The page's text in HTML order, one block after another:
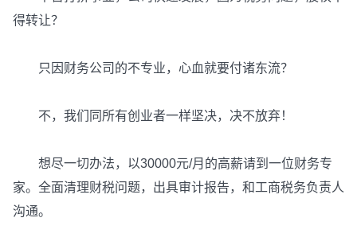
得转让？
只因财务公司的不专业，心血就要付诸东流？
不，我们同所有创业者一样坚决，决不放弃！
想尽一切办法，以30000元/月的高薪请到一位财务专
家。全面清理财税问题，出具审计报告，和工商税务负责人
沟通。